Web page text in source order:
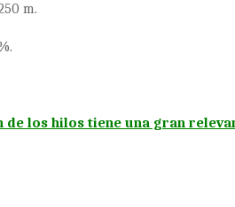
m.
de los hilos tiene una gran